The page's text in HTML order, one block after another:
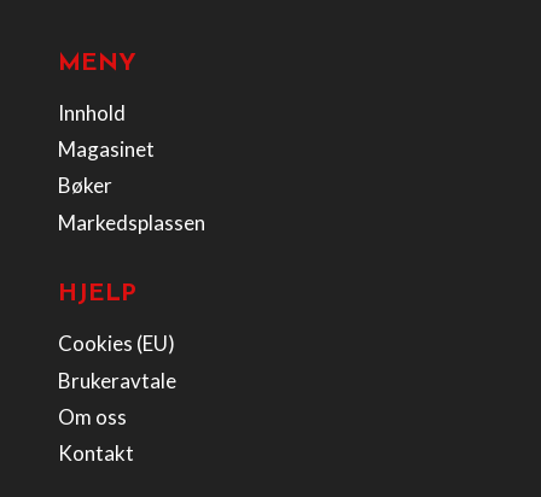
MENY
Innhold
Magasinet
Bøker
Markedsplassen
HJELP
Cookies (EU)
Brukeravtale
Om oss
Kontakt